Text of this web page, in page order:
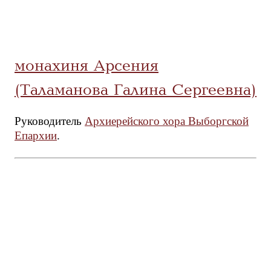
монахиня Арсения
(Таламанова Галина Сергеевна)
Руководитель Архиерейского хора Выборгской
Епархии.